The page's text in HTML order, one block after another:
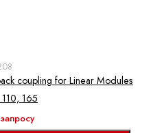
coupling for Linear Modules
165